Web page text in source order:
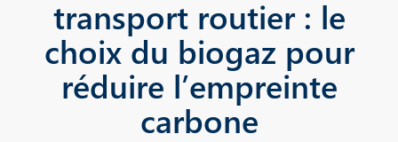
transport routier : le
choix du biogaz pour
réduire l’empreinte
carbone